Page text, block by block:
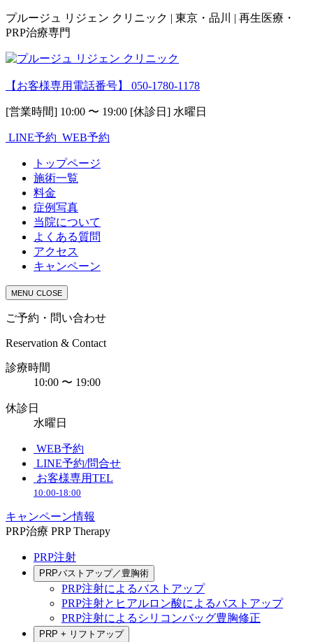
プルージュ リジェン クリニック | 東京・品川 | 再生医療・
PRP治療専門
【お客様専用電話番号】 050-1780-1178
[営業時間] 10:00 〜 19:00 [休診日] 水曜日
LINE予約 WEB予約
トップページ
施術一覧
料金
症例写真
当院について
よくある質問
アクセス
キャンペーン
MENU CLOSE
ご予約・問い合わせ
Reservation & Contact
診療時間
10:00 〜 19:00
休診日
水曜日
WEB予約
LINE予約/問合せ
お客様専用TEL
10:00-18:00
キャンペーン情報
PRP治療 PRP Therapy
PRP注射
PRPバストアップ／豊胸術
PRP注射によるバストアップ
PRP注射とヒアルロン酸によるバストアップ
PRP注射によるシリコンバッグ豊胸修正
PRP + リフトアップ